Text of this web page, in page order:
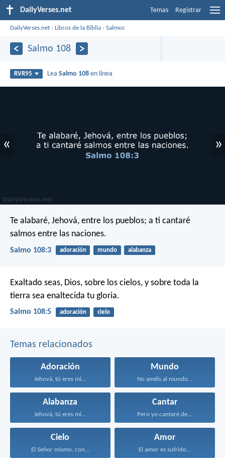
DailyVerses.net Temas Registrar
DailyVerses.net ›Libros de la Biblia ›Salmos
Salmo 108
RVR95 LeaSalmo 108 en línea
« »
Te alabaré, Jehová, entre los pueblos; a ti cantaré
salmos entre las naciones.
Salmo 108:3 adoración mundo alabanza
Exaltado seas, Dios, sobre los cielos, y sobre toda la
tierra sea enaltecida tu gloria.
Salmo 108:5 adoración cielo
Temas relacionados
Adoración
Jehová, tú eres mi...
Mundo
No améis al mundo...
Alabanza
Jehová, tú eres mi...
Cantar
Pero yo cantaré de...
Cielo
El Señor mismo, con...
Amor
El amor es sufrido...